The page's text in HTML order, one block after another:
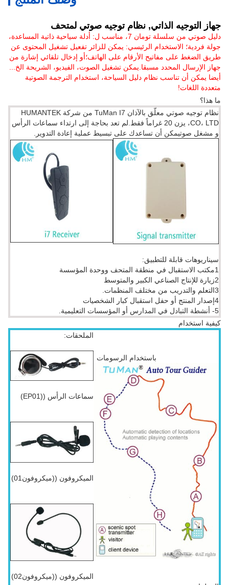
جهاز التوجيه الذاتي, نظام توجيه صوتي لمتحف
دليل صوتي من سلسلة تومان 7، مناسب ل: أدلة سياحية ذاتية المساعدة،
جولة فردية؛ الاستخدام الرئيسي: يمكن للزائر تفعيل تشغيل المحتوى عن
طريق الضغط على مفاتيح الأرقام على الهاتف؛أو إدخال تلقائي إشارة من
جهاز الإرسال المحدد مسبقا.يمكن تشغيل الصوت، الفيديو، الشريحة الخ...
أيضا يمكن أن تناسب نظام دليل السياحة، استخدام الترجمة الصوتية
متعددة اللغات!
ما هذا؟
نظام توجيه صوتي معلّق بالآذان TuMan I7 من شركة HUMANTEK
CO، LTD، يزن 20 غراماً فقط.لم تعد بحاجة إلى ارتداء سماعات الرأس
و مشغل صوتيمكن أن تساعدك على تبسيط عملية إعادة التدوير.
سيناريوهات قابلة للتطبيق:
1مكتب الاستقبال في منطقة المتحف ووحدة المؤسسة
2زيارة للإنتاج الصناعي الكبير والمتوسط
3التعلم والتدريب من مختلف المنظمات.
4إصدار المنتج أو حفل استقبال كبار الشخصيات
5- أنشطة التبادل في المدارس أو المؤسسات التعليمية.
كيفية استخدام
باستخدام الرسومات
الملحقات:
سماعات الرأس ((EP01)
الميكروفون ((ميكروفون01)
الميكروفون ((ميكروفون02)